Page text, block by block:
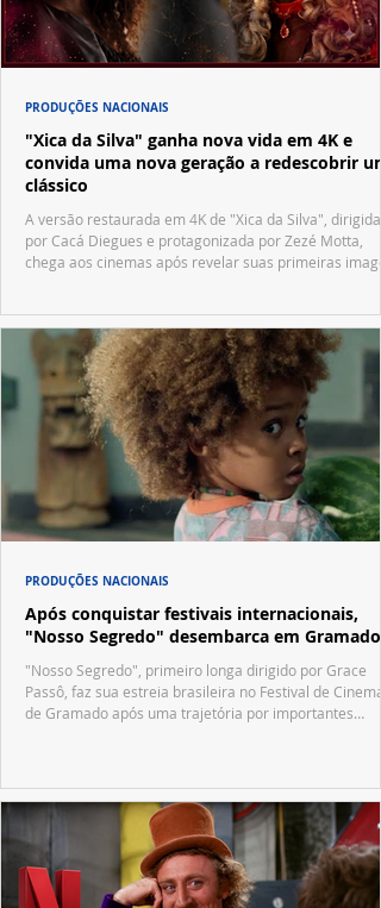
"Xica da Silva" ganha nova vida em 4K e
convida uma nova geração a redescobrir um
clássico
A versão restaurada em 4K de "Xica da Silva", dirigida
por Cacá Diegues e protagonizada por Zezé Motta,
chega aos cinemas após revelar suas primeiras
PRODUÇÕES NACIONAIS
Após conquistar festivais internacionais,
"Nosso Segredo" desembarca em Gramado
"Nosso Segredo", primeiro longa dirigido por Grace
Passô, faz sua estreia brasileira no Festival de Cinema
de Gramado após uma trajetória por importantes
PRODUÇÕES NACIONAIS